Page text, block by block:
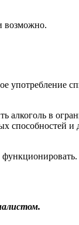
возможно.
употребление
алкоголь в
способностей и